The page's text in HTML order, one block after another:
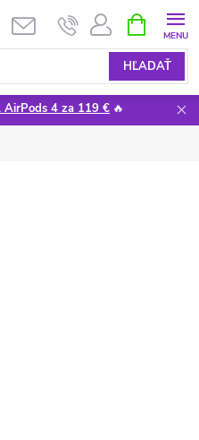
HĽADAŤ
KOŠÍK
AirPods 4 za 119 € 🔥